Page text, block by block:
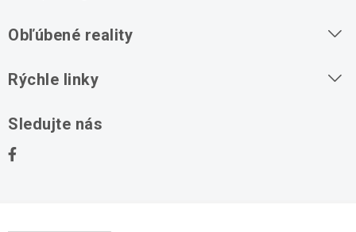
Obľúbené reality
Domy na predaj
Stavebné pozemky
Rýchle linky
Sledujte nás